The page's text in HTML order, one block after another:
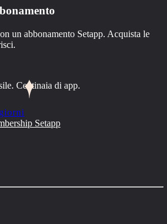
un abbonamento Setapp. Acquista le
Centinaia di app.
Setapp